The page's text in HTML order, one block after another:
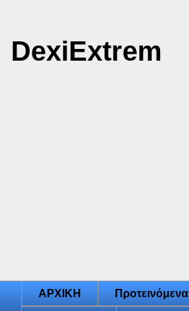
DexiExtrem
ΑΡΧΙΚΗ Προτεινόμενα